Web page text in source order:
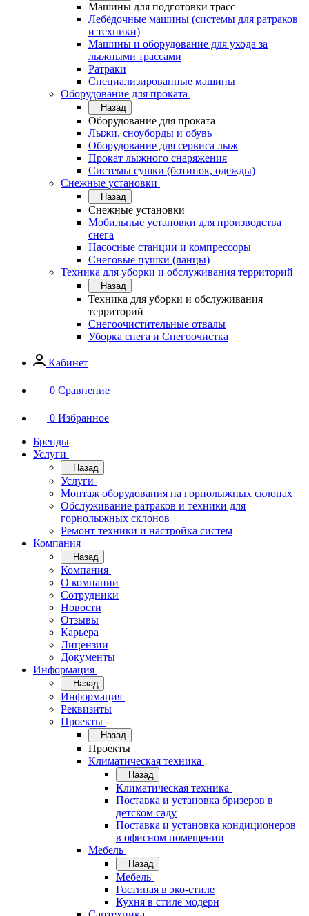
Машины для подготовки трасс
Лебёдочные машины (системы для ратраков
и техники)
Машины и оборудование для ухода за
лыжными трассами
Ратраки
Специализированные машины
Оборудование для проката
Назад
Оборудование для проката
Лыжи, сноуборды и обувь
Оборудование для сервисa лыж
Прокат лыжного снаряжения
Системы сушки (ботинок, одежды)
Снежные установки
Назад
Снежные установки
Мобильные установки для производства
снега
Насосные станции и компрессоры
Снеговые пушки (ланцы)
Техника для уборки и обслуживания территорий
Назад
Техника для уборки и обслуживания
территорий
Снегоочистительные отвалы
Уборка снега и Снегоочистка
Кабинет
0 Сравнение
0 Избранное
Бренды
Услуги
Назад
Услуги
Монтаж оборудования на горнолыжных склонах
Обслуживание ратраков и техники для
горнолыжных склонов
Ремонт техники и настройка систем
Компания
Назад
Компания
О компании
Сотрудники
Новости
Отзывы
Карьера
Лицензии
Документы
Информация
Назад
Информация
Реквизиты
Проекты
Назад
Проекты
Климатическая техника
Назад
Климатическая техника
Поставка и установка бризеров в
детском саду
Поставка и установка кондиционеров
в офисном помещении
Мебель
Назад
Мебель
Гостиная в эко-стиле
Кухня в стиле модерн